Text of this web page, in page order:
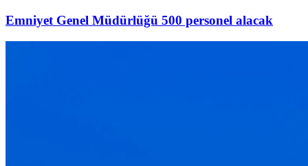
Emniyet Genel Müdürlüğü 500 personel alacak